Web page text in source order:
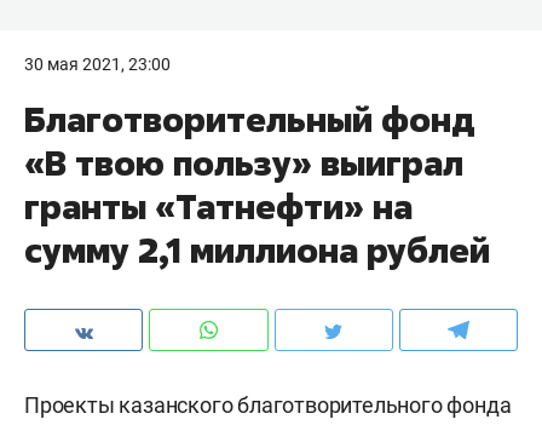
30 мая 2021, 23:00
Благотворительный фонд
«В твою пользу» выиграл
гранты «Татнефти» на
сумму 2,1 миллиона рублей
Проекты казанского благотворительного фонда